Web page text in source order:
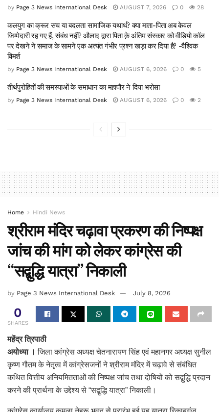
by Page 3 News International Desk AUGUST 7, 2026 0 28
कलयुग का क्रूर सच या बदलता सामाजिक यथार्थ? क्या माता-पिता अब केवल
जिम्मेदारी रह गए हैं, संबंध नहीं? औलाद द्वारा पिता क़े अंतिम संस्कार को वीडियो कॉल
पर देखने ने समाज के सामने एक अत्यंत गंभीर प्रश्न खड़ा कर दिया है? -वैश्विक
विमर्श
by Page 3 News International Desk AUGUST 6, 2026 0 5
तीर्थपुरोहितों की समस्याओं के समाधान का महापौर ने दिया भरोसा
by Page 3 News International Desk AUGUST 6, 2026 0 2
Home Hindi News
श्रीराम मंदिर चढ़ावा प्रकरण की निष्पक्ष
जांच की मांग को लेकर कांग्रेस की
“सद्बुद्धि यात्रा” निकाली
by Page 3 News International Desk July 8, 2026
0
SHARES
महेंद्र त्रिपाठी
अयोध्या । जिला कांग्रेस अध्यक्ष चेतनारायण सिंह एवं महानगर अध्यक्ष सुनील
कृष्ण गौतम के नेतृत्व में कांग्रेसजनों ने श्रीराम मंदिर में चढ़ावे से संबंधित
कथित वित्तीय अनियमितताओं की निष्पक्ष जांच तथा दोषियों को सद्बुद्धि प्रदान
करने की प्रार्थना के उद्देश्य से “सद्बुद्धि यात्रा” निकाली।